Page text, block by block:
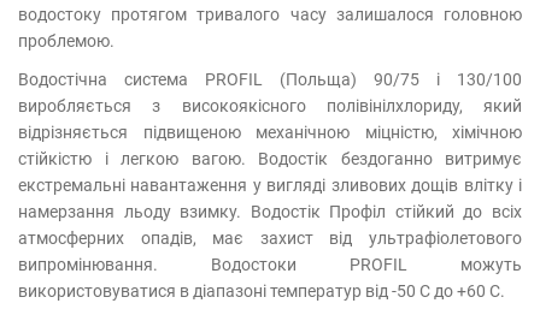
водостоку протягом тривалого часу залишалося головною
проблемою.
Водостічна система PROFIL (Польща) 90/75 і 130/100
виробляється з високоякісного полівінілхлориду, який
відрізняється підвищеною механічною міцністю, хімічною
стійкістю і легкою вагою. Водостік бездоганно витримує
екстремальні навантаження у вигляді зливових дощів влітку і
намерзання льоду взимку. Водостік Профіл стійкий до всіх
атмосферних опадів, має захист від ультрафіолетового
випромінювання. Водостоки PROFIL можуть
використовуватися в діапазоні температур від -50 С до +60 С.